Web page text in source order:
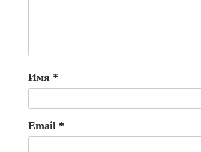
Имя *
Email *